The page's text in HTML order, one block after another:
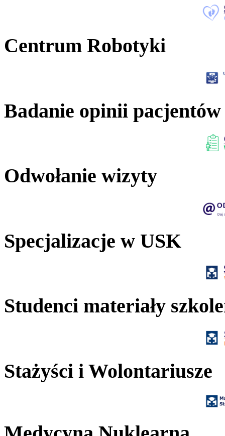
Centrum Robotyki
Badanie opinii pacjentów
Odwołanie wizyty
Specjalizacje w USK
Studenci materiały
Stażyści i Wolontariusze